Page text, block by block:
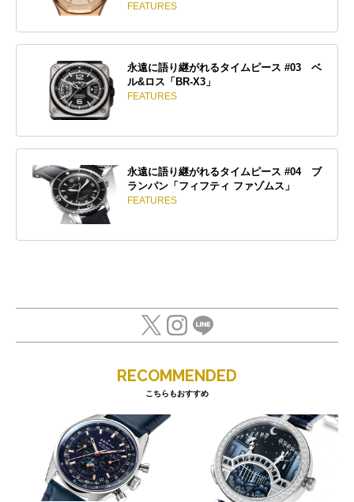
FEATURES
永遠に語り継がれるタイムピース #03 ベ
ル&ロス「BR-X3」
FEATURES
永遠に語り継がれるタイムピース #04 ブ
ランパン「フィフティ ファゾムス」
FEATURES
RECOMMENDED
こちらもおすすめ